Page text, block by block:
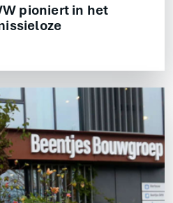
pioniert in het